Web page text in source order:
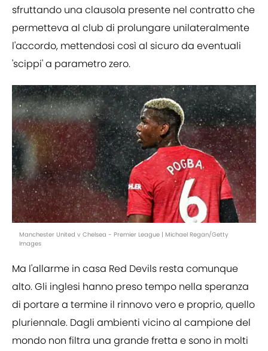
sfruttando una clausola presente nel contratto che
permetteva al club di prolungare unilateralmente
l'accordo, mettendosi così al sicuro da eventuali
'scippi' a parametro zero.
Manchester United v Chelsea - Premier League | Michael Regan/Getty
Images
Ma l'allarme in casa Red Devils resta comunque
alto. Gli inglesi hanno preso tempo nella speranza
di portare a termine il rinnovo vero e proprio, quello
pluriennale. Dagli ambienti vicino al campione del
mondo non filtra una grande fretta e sono in molti